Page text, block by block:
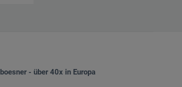
boesner - über 40x in Europa